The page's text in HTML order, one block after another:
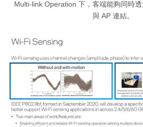
Multi-link Operation 下，客端能夠同時
與 AP 連結。